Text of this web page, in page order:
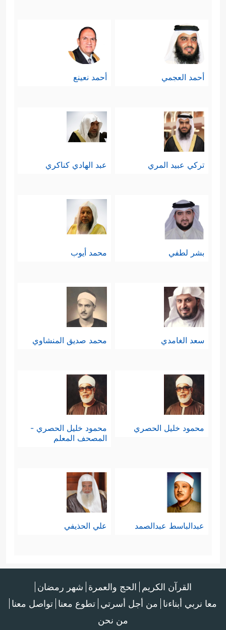
أحمد العجمي أحمد نعينع
تركي عبيد المري عبد الهادي كناكري
بشر لطفي محمد أيوب
سعد الغامدي محمد صديق المنشاوي
محمود خليل الحصري
محمود خليل الحصري -
المصحف المعلم
عبدالباسط عبدالصمد علي الحذيفي
القرآن الكريم الحج والعمرة شهر رمضان
معا نربي أبناءنا من أجل أسرتي تطوع معنا تواصل معنا
من نحن